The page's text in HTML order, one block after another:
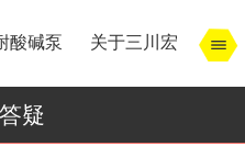
酸碱泵 关于三川宏
疑